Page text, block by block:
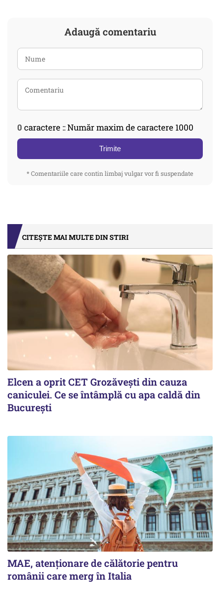
Adaugă comentariu
0 caractere :: Număr maxim de caractere 1000
Trimite
* Comentariile care contin limbaj vulgar vor fi suspendate
CITEȘTE MAI MULTE DIN STIRI
Elcen a oprit CET Grozăvești din cauza
caniculei. Ce se întâmplă cu apa caldă din
București
MAE, atenționare de călătorie pentru
românii care merg în Italia